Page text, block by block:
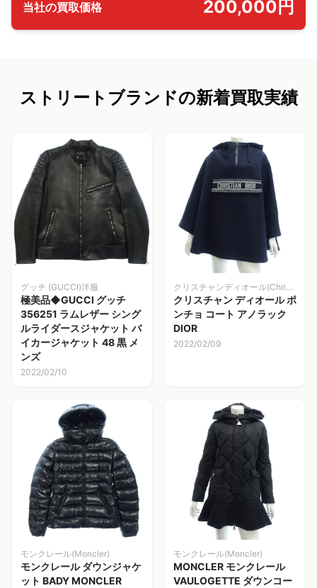
当社の買取価格 200,000円
ストリートブランドの新着買取実績
グッチ (GUCCI)洋服
極美品◆GUCCI グッチ
356251 ラムレザー シング
ルライダースジャケット バ
イカージャケット 48 黒 メ
ンズ
2022/02/10
クリスチャンディオール(Christian Dior)洋服
クリスチャン ディオール ポ
ンチョ コート アノラック
DIOR
2022/02/09
モンクレール(Moncler)
モンクレール ダウンジャケ
ット BADY MONCLER
モンクレール(Moncler)
MONCLER モンクレール
VAULOGETTE ダウンコー